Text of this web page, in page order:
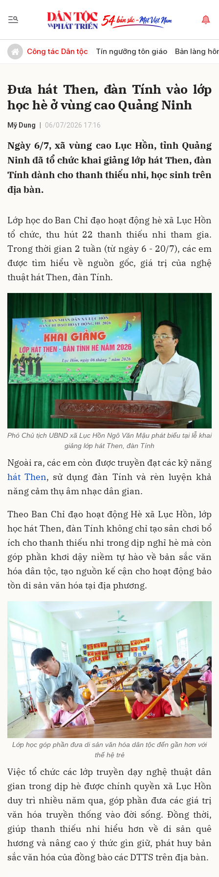
Công tác Dân tộc Tín ngưỡng tôn giáo Bản làng
Đưa hát Then, đàn Tính vào lớp
học hè ở vùng cao Quảng Ninh
Mỹ Dung 06/07/2026 17:16
Ngày 6/7, xã vùng cao Lục Hồn, tỉnh Quảng
Ninh đã tổ chức khai giảng lớp hát Then, đàn
Tính dành cho thanh thiếu nhi, học sinh trên
địa bàn.
Lớp học do Ban Chỉ đạo hoạt động hè xã Lục Hồn
tổ chức, thu hút 22 thanh thiếu nhi tham gia.
Trong thời gian 2 tuần (từ ngày 6 - 20/7), các em
được tìm hiểu về nguồn gốc, giá trị của nghệ
thuật hát Then, đàn Tính.
Phó Chủ tịch UBND xã Lục Hồn Ngô Văn Mậu phát biểu tại lễ khai
giảng lớp hát Then, đàn Tính
Ngoài ra, các em còn được truyền đạt các kỹ năng
hát Then, sử dụng đàn Tính và rèn luyện khả
năng cảm thụ âm nhạc dân gian.
Theo Ban Chỉ đạo hoạt động Hè xã Lục Hồn, lớp
học hát Then, đàn Tính không chỉ tạo sân chơi bổ
ích cho thanh thiếu nhi trong dịp nghỉ hè mà còn
góp phần khơi dậy niềm tự hào về bản sắc văn
hóa dân tộc, tạo nguồn kế cận cho hoạt động bảo
tồn di sản văn hóa tại địa phương.
Lớp học góp phần đưa di sản văn hóa dân tộc đến gần hơn với
thế hệ trẻ
Việc tổ chức các lớp truyền dạy nghệ thuật dân
gian trong dịp hè được chính quyền xã Lục Hồn
duy trì nhiều năm qua, góp phần đưa các giá trị
văn hóa truyền thống vào đời sống. Đồng thời,
giúp thanh thiếu nhi hiểu hơn về di sản quê
hương và nâng cao ý thức gìn giữ, phát huy bản
sắc văn hóa của đồng bào các DTTS trên địa bàn.
Gửi bình luận
Hủy Gửi